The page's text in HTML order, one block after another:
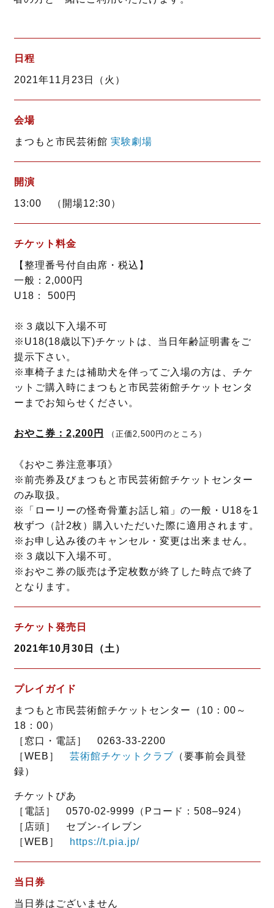
日程
2021年11月23日（火）
会場
まつもと市民芸術館 実験劇場
開演
13:00 （開場12:30）
チケット料金
【整理番号付自由席・税込】
一般：2,000円
U18： 500円
※３歳以下入場不可
※U18(18歳以下)チケットは、当日年齢証明書をご
提示下さい。
※車椅子または補助犬を伴ってご入場の方は、チケ
ットご購入時にまつもと市民芸術館チケットセンタ
ーまでお知らせください。
おやこ券：2,200円 （正価2,500円のところ）
《おやこ券注意事項》
※前売券及びまつもと市民芸術館チケットセンター
のみ取扱。
※「ローリーの怪奇骨董お話し箱」の一般・U18を1
枚ずつ（計2枚）購入いただいた際に適用されます。
※お申し込み後のキャンセル・変更は出来ません。
※３歳以下入場不可。
※おやこ券の販売は予定枚数が終了した時点で終了
となります。
チケット発売日
2021年10月30日（土）
プレイガイド
まつもと市民芸術館チケットセンター（10：00～
18：00）
［窓口・電話］ 0263-33-2200
［WEB］ 芸術館チケットクラブ （要事前会員登
録）
チケットぴあ
［電話］ 0570-02-9999（Pコード：508–924）
［店頭］ セブン‐イレブン
［WEB］
https://t.pia.jp/
当日券
当日券はございません